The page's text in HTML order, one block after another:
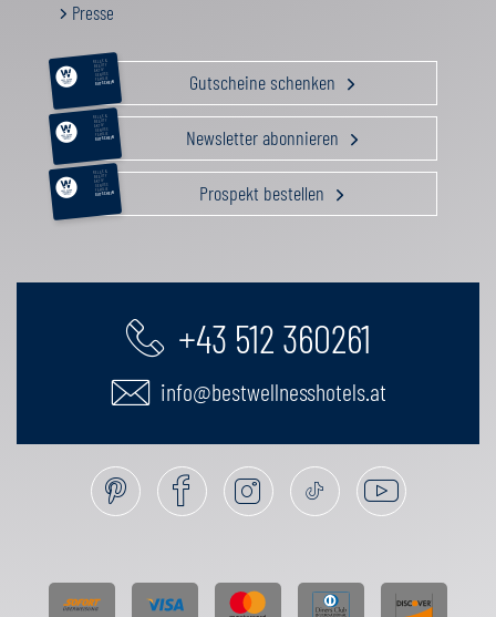
Presse
RELAX &
BEAUTY
AKTIV
GENUSS
FAMILIE
GUTSCHEIN Gutscheine schenken
RELAX &
BEAUTY
AKTIV
GENUSS
FAMILIE
GUTSCHEIN Newsletter abonnieren
RELAX &
BEAUTY
AKTIV
GENUSS
FAMILIE
GUTSCHEIN Prospekt bestellen
+43 512 360261
info@bestwellnesshotels.at